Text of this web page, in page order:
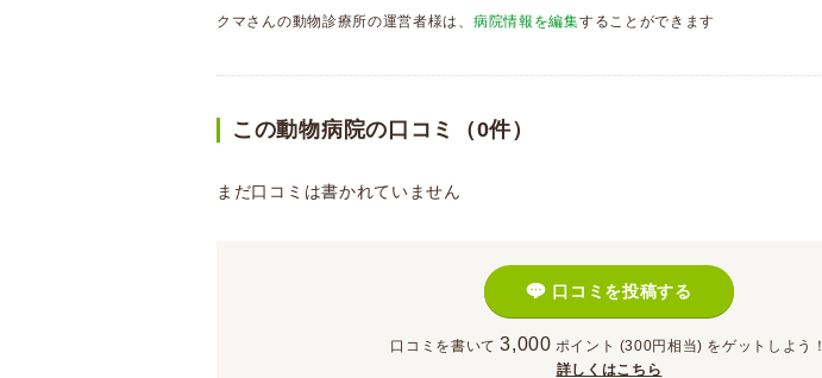
クマさんの動物診療所の運営者様は、 病院情報を編集することができます
この動物病院の口コミ（0件）
まだ口コミは書かれていません
口コミを投稿する
口コミを書いて 3,000 ポイント (300円相当) をゲットしよう！
詳しくはこちら